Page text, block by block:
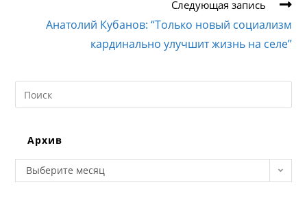
Следующая запись
Анатолий Кубанов: “Только новый социализм
кардинально улучшит жизнь на селе”
Search
this
Архив
Архив
Выберите месяц